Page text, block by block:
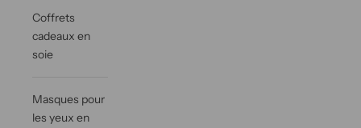
Coffrets
cadeaux en
soie
Masques pour
les yeux en